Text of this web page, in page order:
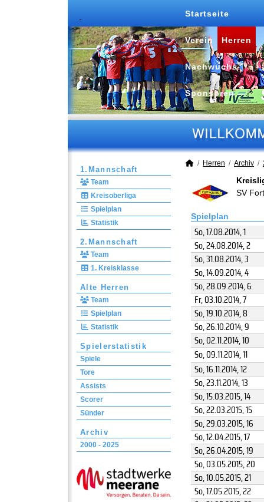
Startseite
Verein Herren
Nachwuchs
Sponsoren
1.Mannschaft
Team
Kreisoberliga
Spielplan
Statistik
2.Mannschaft
Team
1. Kreisklasse
Alte Herren
Team
Spielplan
Statistik
Spielerstatistik
Spiele
Tore
Assists
Scorer
Sünder
Archiv
2000 - 2025
Herren Archiv
SV
Spielplan
So, 17.08.2014, 1
So, 24.08.2014, 2
So, 31.08.2014, 3
So, 14.09.2014, 4
So, 28.09.2014, 6
Fr, 03.10.2014, 7
So, 19.10.2014, 8
So, 26.10.2014, 9
So, 02.11.2014, 10
So, 09.11.2014, 11
So, 16.11.2014, 12
So, 23.11.2014, 13
So, 15.03.2015, 14
So, 22.03.2015, 15
So, 29.03.2015, 16
So, 12.04.2015, 17
So, 26.04.2015, 19
So, 03.05.2015, 20
So, 10.05.2015, 21
So, 17.05.2015, 22